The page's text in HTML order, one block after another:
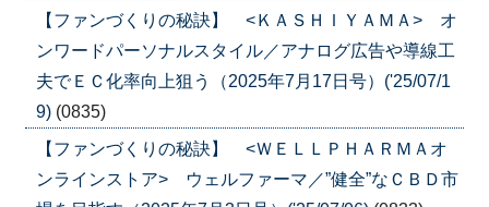
【ファンづくりの秘訣】 <ＫＡＳＨＩＹＡＭＡ> オ
ンワードパーソナルスタイル／アナログ広告や導線工
夫でＥＣ化率向上狙う（2025年7月17日号）('25/07/1
9) (0835)
【ファンづくりの秘訣】 <ＷＥＬＬＰＨＡＲＭＡオ
ンラインストア> ウェルファーマ／”健全”なＣＢＤ市